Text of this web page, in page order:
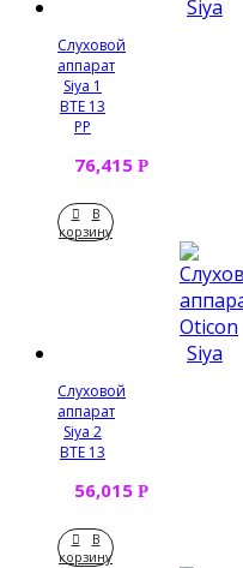
Слуховой
аппарат
Siya 1
BTE 13
PP
76,415 Р
В
корзину
Слуховой
аппарат
Siya 2
BTE 13
56,015 Р
В
корзину